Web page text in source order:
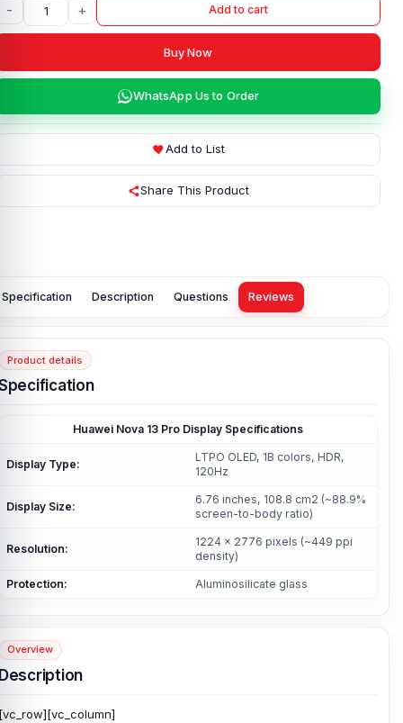
- + Add to cart
Buy Now
WhatsApp Us to Order
Add to List
Share This Product
Specification Description Questions Reviews
Product details
Huawei Nova 13 Pro Display Specifications
Display Type:
LTPO OLED, 1B colors, HDR,
120Hz
Display Size:
6.76 inches, 108.8 cm2 (~88.9%
screen-to-body ratio)
Resolution:
1224 x 2776 pixels (~449 ppi
density)
Protection: Aluminosilicate glass
Overview